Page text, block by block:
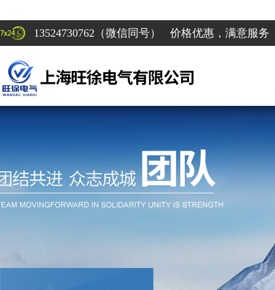
13524730762（微信同号） 价格优惠，满意服务